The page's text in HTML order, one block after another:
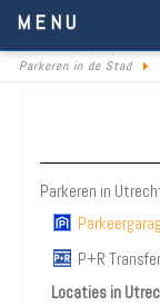
MENU
Parkeren in de Stad
Parkeren in
P+R
Locaties in